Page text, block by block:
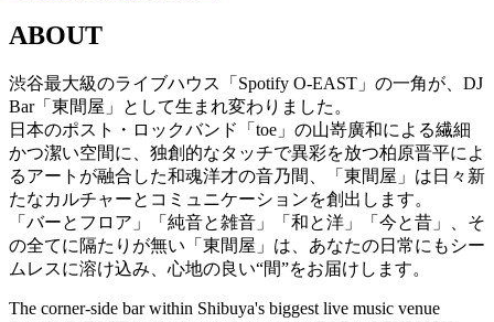
ABOUT
渋谷最大級のライブハウス「Spotify O-EAST」の一角が、DJ
Bar「東間屋」として生まれ変わりました。
日本のポスト・ロックバンド「toe」の山嵜廣和による繊細
かつ潔い空間に、独創的なタッチで異彩を放つ柏原晋平によ
るアートが融合した和魂洋才の音乃間、「東間屋」は日々新
たなカルチャーとコミュニケーションを創出します。
「バーとフロア」「純音と雑音」「和と洋」「今と昔」、そ
の全てに隔たりが無い「東間屋」は、あなたの日常にもシー
ムレスに溶け込み、心地の良い“間”をお届けします。
The corner-side bar within Shibuya's biggest live music venue